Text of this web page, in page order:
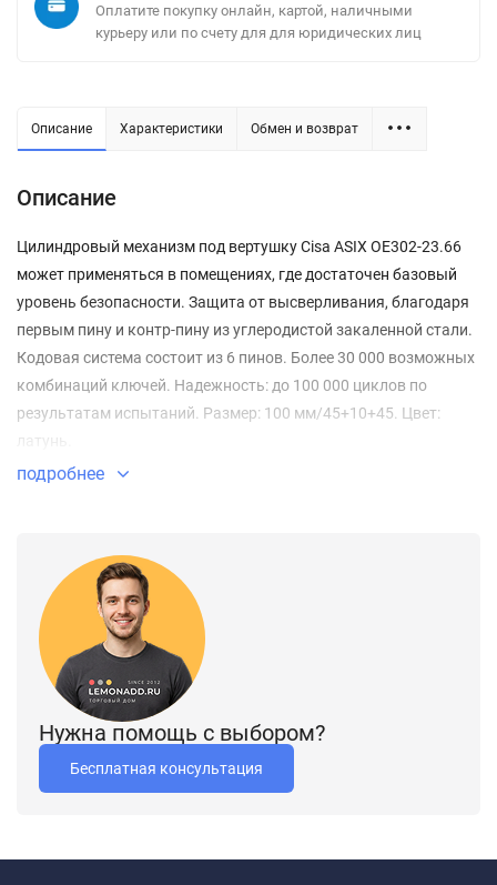
Оплатите покупку онлайн, картой, наличными
курьеру или по счету для для юридических лиц
Описание Характеристики Обмен и возврат
Описание
Цилиндровый механизм под вертушку Cisa ASIX OE302-23.66
может применяться в помещениях, где достаточен базовый
уровень безопасности. Защита от высверливания, благодаря
первым пину и контр-пину из углеродистой закаленной стали.
Кодовая система состоит из 6 пинов. Более 30 000 возможных
комбинаций ключей. Надежность: до 100 000 циклов по
результатам испытаний. Размер: 100 мм/45+10+45. Цвет:
латунь.
подробнее
Нужна помощь с выбором?
Бесплатная консультация